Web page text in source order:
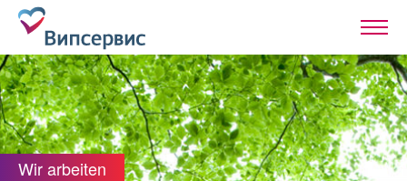
Wir arbeiten